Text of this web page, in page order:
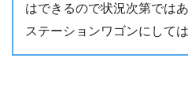
はできるので状況次第では
ステーションワゴンにして